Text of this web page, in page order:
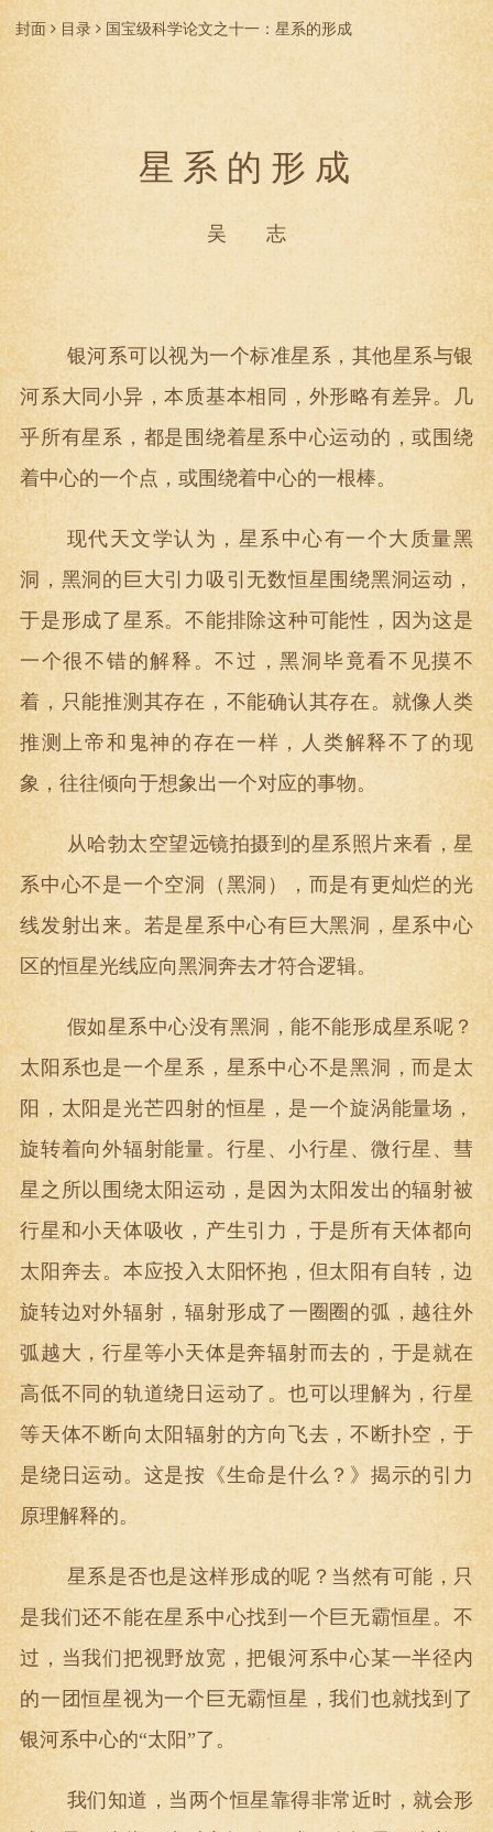
封面 目录 国宝级科学论文之十一：星系的形成
星 系 的 形 成
吴 志
银河系可以视为一个标准星系，其他星系与银
河系大同小异，本质基本相同，外形略有差异。几
乎所有星系，都是围绕着星系中心运动的，或围绕
着中心的一个点，或围绕着中心的一根棒。
现代天文学认为，星系中心有一个大质量黑
洞，黑洞的巨大引力吸引无数恒星围绕黑洞运动，
于是形成了星系。不能排除这种可能性，因为这是
一个很不错的解释。不过，黑洞毕竟看不见摸不
着，只能推测其存在，不能确认其存在。就像人类
推测上帝和鬼神的存在一样，人类解释不了的现
象，往往倾向于想象出一个对应的事物。
从哈勃太空望远镜拍摄到的星系照片来看，星
系中心不是一个空洞（黑洞），而是有更灿烂的光
线发射出来。若是星系中心有巨大黑洞，星系中心
区的恒星光线应向黑洞奔去才符合逻辑。
假如星系中心没有黑洞，能不能形成星系呢？
太阳系也是一个星系，星系中心不是黑洞，而是太
阳，太阳是光芒四射的恒星，是一个旋涡能量场，
旋转着向外辐射能量。行星、小行星、微行星、彗
星之所以围绕太阳运动，是因为太阳发出的辐射被
行星和小天体吸收，产生引力，于是所有天体都向
太阳奔去。本应投入太阳怀抱，但太阳有自转，边
旋转边对外辐射，辐射形成了一圈圈的弧，越往外
弧越大，行星等小天体是奔辐射而去的，于是就在
高低不同的轨道绕日运动了。也可以理解为，行星
等天体不断向太阳辐射的方向飞去，不断扑空，于
是绕日运动。这是按《生命是什么？》揭示的引力
原理解释的。
星系是否也是这样形成的呢？当然有可能，只
是我们还不能在星系中心找到一个巨无霸恒星。不
过，当我们把视野放宽，把银河系中心某一半径内
的一团恒星视为一个巨无霸恒星，我们也就找到了
银河系中心的“太阳”了。
我们知道，当两个恒星靠得非常近时，就会形